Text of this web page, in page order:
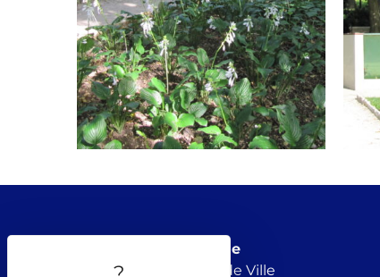
Mairie de Beaune
8, rue de l’Hôtel de Ville